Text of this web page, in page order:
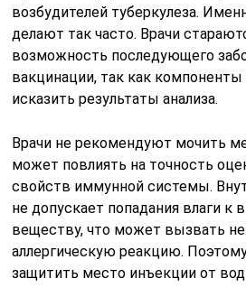
возбудителей туберкулеза.
делают так часто. Врачи
возможность последующего
вакцинации, так как
исказить результаты анализа.
Врачи не рекомендуют мочить
может повлиять на точность
свойств иммунной системы.
не допускает попадания влаги к
веществу, что может вызвать
аллергическую реакцию.
защитить место инъекции от